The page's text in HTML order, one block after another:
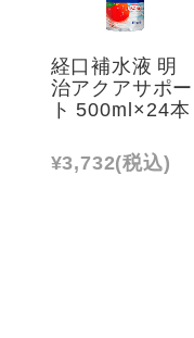
経口補水液 明
治アクアサポー
ト 500ml×24本
¥3,732(税込)